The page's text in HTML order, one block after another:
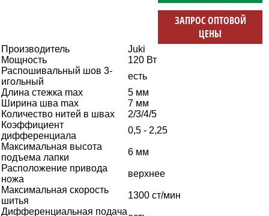
ЗАПРОС ОПТОВОЙ
ЦЕНЫ
Производитель
Juki
Мощность
120 Вт
Распошивальный шов 3-
игольный
есть
Длина стежка max
5 мм
Ширина шва max
7 мм
Количество нитей в швах
2/3/4/5
Коэффициент
дифференциала
0,5 - 2,25
Максимальная высота
подъема лапки
6 мм
Расположение привода
ножа
верхнее
Максимальная скорость
шитья
1300 ст/мин
Дифференциальная подача